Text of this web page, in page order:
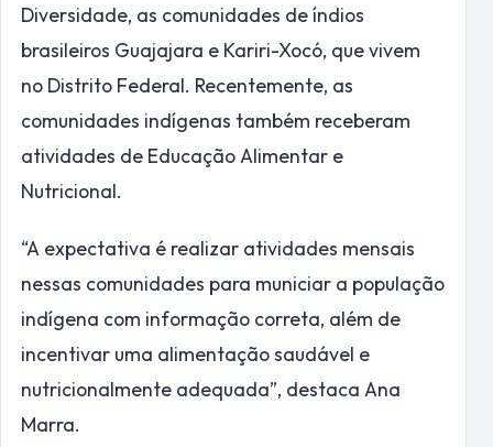
Diversidade, as comunidades de índios
brasileiros Guajajara e Kariri-Xocó, que vivem
no Distrito Federal. Recentemente, as
comunidades indígenas também receberam
atividades de Educação Alimentar e
Nutricional.
“A expectativa é realizar atividades mensais
nessas comunidades para municiar a população
indígena com informação correta, além de
incentivar uma alimentação saudável e
nutricionalmente adequada”, destaca Ana
Marra.